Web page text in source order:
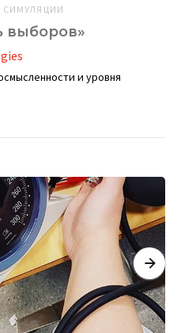
СИМУЛЯЦИИ
выборов»
и уровня